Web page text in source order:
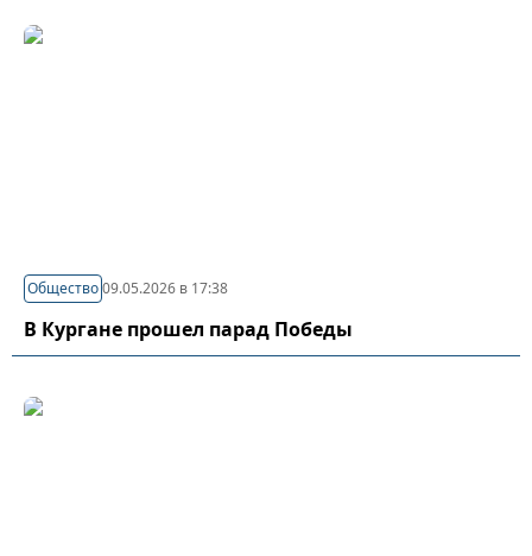
Общество09.05.2026 в 17:38
В Кургане прошел парад Победы